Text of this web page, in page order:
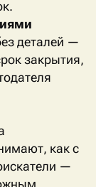
деталей —
закрытия,
как с
—